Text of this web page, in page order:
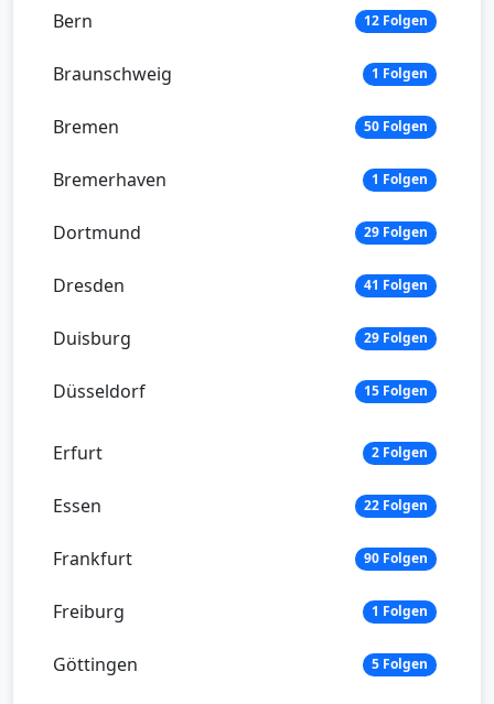
Bern 12 Folgen
Braunschweig 1 Folgen
Bremen 50 Folgen
Bremerhaven 1 Folgen
Dortmund 29 Folgen
Dresden 41 Folgen
Duisburg 29 Folgen
Düsseldorf 15 Folgen
Erfurt 2 Folgen
Essen 22 Folgen
Frankfurt 90 Folgen
Freiburg 1 Folgen
Göttingen 5 Folgen